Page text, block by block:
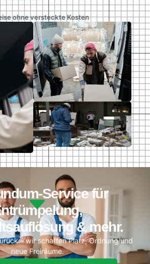
ohne versteckte Kosten
Service für
& mehr.
– wir schaffen Platz, Ordnung und
neue Freiräume.